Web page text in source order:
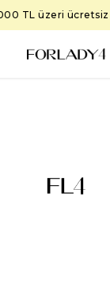
TL üzeri